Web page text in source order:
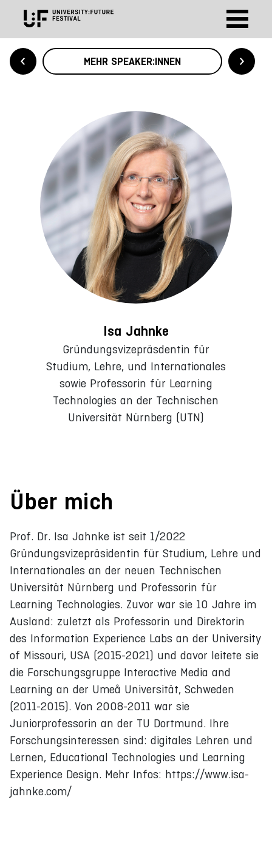
MEHR SPEAKER:INNEN
Isa Jahnke
Gründungsvizepräsdentin für
Studium, Lehre, und Internationales
sowie Professorin für Learning
Technologies an der Technischen
Universität Nürnberg (UTN)
Über mich
Prof. Dr. Isa Jahnke ist seit 1/2022
Gründungsvizepräsidentin für Studium, Lehre und
Internationales an der neuen Technischen
Universität Nürnberg und Professorin für
Learning Technologies. Zuvor war sie 10 Jahre im
Ausland: zuletzt als Professorin und Direktorin
des Information Experience Labs an der University
of Missouri, USA (2015-2021) und davor leitete sie
die Forschungsgruppe Interactive Media and
Learning an der Umeå Universität, Schweden
(2011-2015). Von 2008-2011 war sie
Juniorprofessorin an der TU Dortmund. Ihre
Forschungsinteressen sind: digitales Lehren und
Lernen, Educational Technologies und Learning
Experience Design. Mehr Infos: https://www.isa-
jahnke.com/